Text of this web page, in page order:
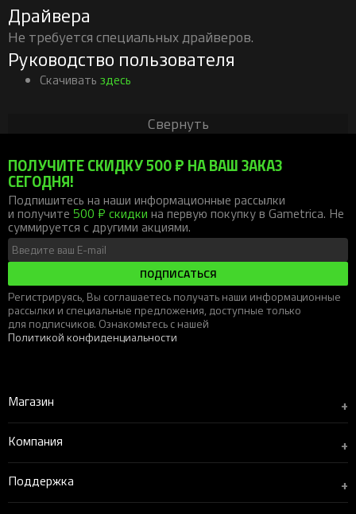
Драйвера
Не требуется специальных драйверов.
Руководство пользователя
Скачивать здесь
Свернуть
ПОЛУЧИТЕ СКИДКУ 500 ₽ НА ВАШ ЗАКАЗ
СЕГОДНЯ!
Подпишитесь на наши информационные рассылки
и получите 500 ₽ скидки на первую покупку в Gametrica. Не
суммируется с другими акциями.
ПОДПИСАТЬСЯ
Регистрируясь, Вы соглашаетесь получать наши информационные
рассылки и специальные предложения, доступные только
для подписчиков. Ознакомьтесь с нашей
Политикой конфиденциальности
Магазин +
Компания +
Поддержка +